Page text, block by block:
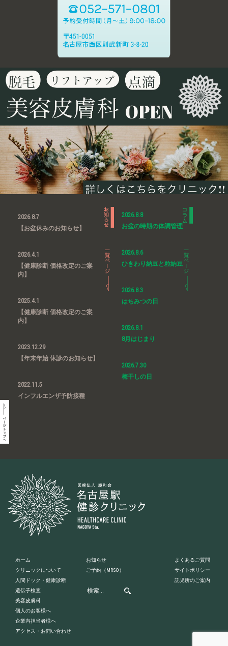
2026.8.7
【お盆休みのお知らせ】
2026.4.1
【健康診断 価格改定のご案
内】
2025.4.1
【健康診断 価格改定のご案
内】
2023.12.29
【年末年始 休診のお知らせ】
2022.11.5
インフルエンザ予防接種
2026.8.8
お盆の時期の体調管理
2026.8.6
ひきわり納豆と粒納豆
2026.8.3
はちみつの日
2026.8.1
8月はじまり
2026.7.30
梅干しの日
ホーム
クリニックについて
人間ドック・健康診断
遺伝子検査
美容皮膚科
個人のお客様へ
企業内担当者様へ
アクセス・お問い合わせ
お知らせ
ご予約 （MRSO）
よくあるご質問
サイトポリシー
託児所のご案内